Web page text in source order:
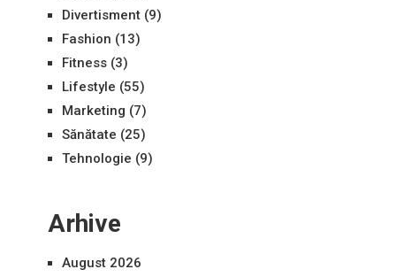
Divertisment(9)
Fashion (13)
Fitness(3)
Lifestyle (55)
Marketing (7)
Sănătate (25)
Tehnologie (9)
Arhive
August 2026